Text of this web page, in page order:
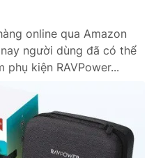
online qua Amazon
người dùng đã có thể
phụ kiện RAVPower...